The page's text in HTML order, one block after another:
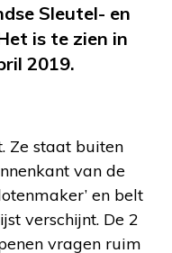
Sleutel- en
is te zien in
2019.
Ze staat buiten
van de
en belt
verschijnt. De 2
vragen ruim